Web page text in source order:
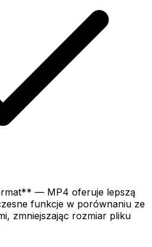
— MP4 oferuje lepszą
funkcje w porównaniu ze
zmniejszając rozmiar pliku